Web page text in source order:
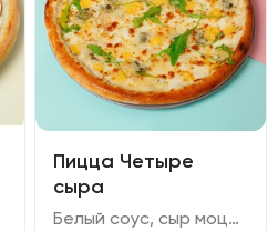
Пицца Четыре
сыра
Белый соус, сыр моцарелла, сыр гауда, сыр чеддер, сыр дор-блю, орегано